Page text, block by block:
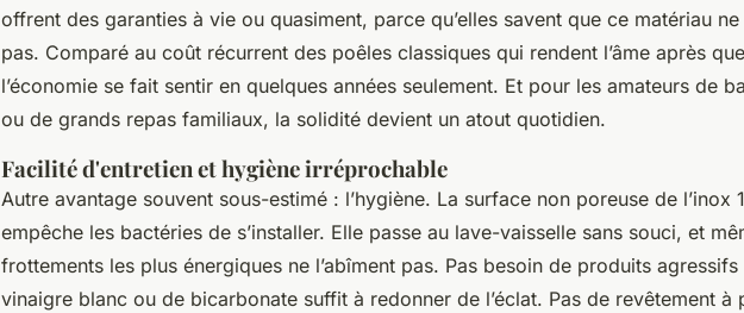
offrent des garanties à vie ou quasiment, parce qu’elles savent que ce matériau
pas. Comparé au coût récurrent des poêles classiques qui rendent l’âme après
l’économie se fait sentir en quelques années seulement. Et pour les amateurs de
ou de grands repas familiaux, la solidité devient un atout quotidien.
Facilité d'entretien et hygiène irréprochable
Autre avantage souvent sous-estimé : l’hygiène. La surface non poreuse de l’inox
empêche les bactéries de s’installer. Elle passe au lave-vaisselle sans souci, et
frottements les plus énergiques ne l’abîment pas. Pas besoin de produits
vinaigre blanc ou de bicarbonate suffit à redonner de l’éclat. Pas de revêtement à